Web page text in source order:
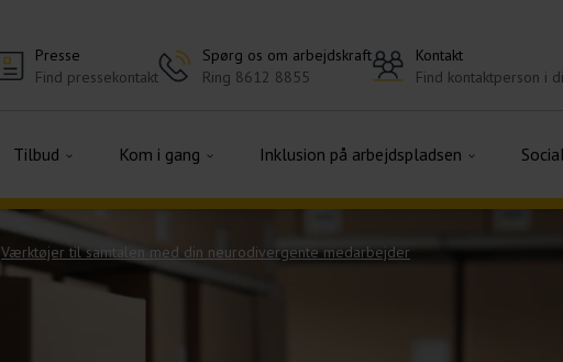
Presse
Find pressekontakt
Spørg os om arbejdskraft
Ring 8612 8855
Kontakt
Find kontaktperson i
Tilbud Kom i gang Inklusion på arbejdspladsen
Værktøjer til samtalen med din neurodivergente medarbejder